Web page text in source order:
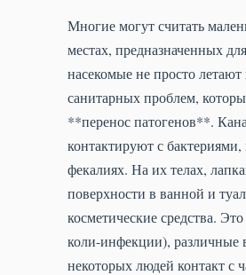
Многие могут считать
местах, предназначенных
насекомые не просто
санитарных проблем,
**перенос патогенов**.
контактируют с
фекалиях. На их телах,
поверхности в ванной и
косметические средства.
коли-инфекции), различные
некоторых людей контакт с